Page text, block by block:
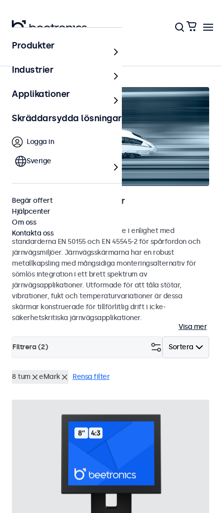
Järnväg
Bild- och touchskärmar för
järnvägsapplikationer
Bild- och touchskärmar utvecklade i enlighet med
standarderna EN 50155 och EN 45545-2 för spårfordon och
järnvägsmiljöer. Järnvägsskärmarna har en robust
metallkapsling med mångsidiga monteringsalternativ för
sömlös integration i ett brett spektrum av
järnvägsapplikationer. Utformade för att tåla stötar,
vibrationer, fukt och temperaturvariationer är dessa
skärmar konstruerade för tillförlitlig drift i icke-
säkerhetskritiska järnvägsapplikationer.
Visa mer
Sortera
Filtrera (2)
8 tum eMark Rensa filter
Produkter
Industrier
Applikationer
Skräddarsydda lösningar
Logga in
Sverige
Begär offert
Hjälpcenter
Om oss
Kontakta oss